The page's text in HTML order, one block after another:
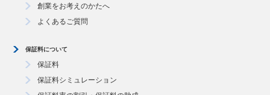
創業をお考えのかたへ
よくあるご質問
保証料について
保証料
保証料シミュレーション